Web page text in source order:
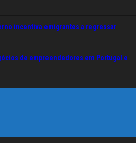
incentiva emigrantes a regressar
de empreendedores em Portugal e